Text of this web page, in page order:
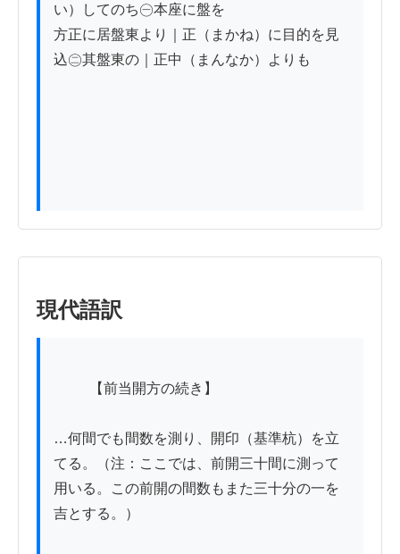
い）してのち㊀本座に盤を
方正に居盤東より｜正（まかね）に目的を見
込㊁其盤東の｜正中（まんなか）よりも
現代語訳
…何間でも間数を測り、開印（基準杭）を立
てる。（注：ここでは、前開三十間に測って
用いる。この前開の間数もまた三十分の一を
吉とする。）